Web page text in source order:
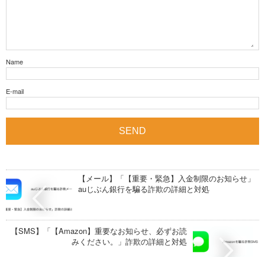
Name
E-mail
【メール】「【重要・緊急】入金制限のお知らせ」
auじぶん銀行を騙る詐欺の詳細と対処
【SMS】「【Amazon】重要なお知らせ、必ずお読
みください。」詐欺の詳細と対処